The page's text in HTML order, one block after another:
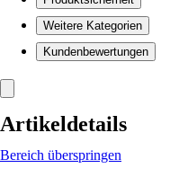
Weitere Kategorien
Kundenbewertungen
Artikeldetails
Bereich überspringen